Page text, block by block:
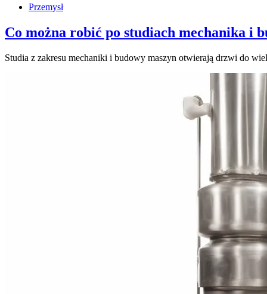
Przemysł
Co można robić po studiach mechanika i
Studia z zakresu mechaniki i budowy maszyn otwierają drzwi do